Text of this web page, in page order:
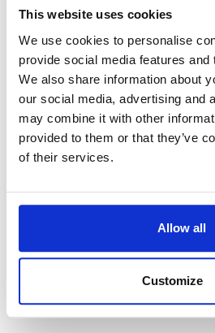
This website uses cookies
We use cookies to personalise
provide social media features and
We also share information about
our social media, advertising and
may combine it with other
provided to them or that they’ve
of their services.
Allow all
Customize
Trabajador de almacén
Holanda
Salary: from 14,99€/h
Van Swaay
Netherlands,
Available positions: